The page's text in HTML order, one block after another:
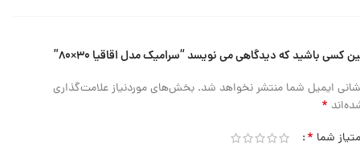
کسی باشید که دیدگاهی می نویسد “سرامیک مدل اقاقیا ۳۰×۸۰”
ایمیل شما منتشر نخواهد شد. بخش‌های موردنیاز علامت‌گذاری
*
شما *